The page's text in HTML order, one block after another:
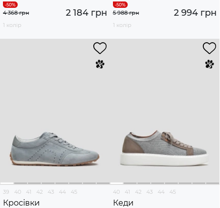
2 184 грн
4 368 грн
1 колір
2 994 грн
5 988 грн
1 колір
39 40 41 42 43 44 45
Кросівки
40 41 42 43 44 45
Кеди